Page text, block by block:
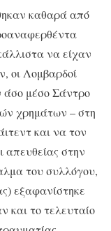
καθαρά από
να είχαν
οι Λομβαρδοί
μέσο Σάντρο
χρημάτων – στη
και να τον
απευθείας στην
του συλλόγου,
εξαφανίστηκε
και το τελευταίο